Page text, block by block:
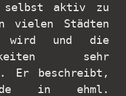
aktiv zu
vielen Städten
wird und die
sehr
Er beschreibt,
in ehml.